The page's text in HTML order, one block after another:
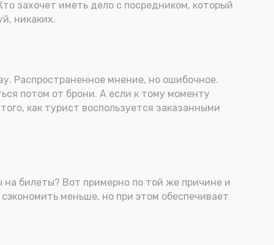
захочет иметь дело с посредником, который
никаких.
Распространенное мнение, но ошибочное.
потом от брони. А если к тому моменту
как турист воспользуется заказанными
билеты? Вот примерно по той же причине и
меньше, но при этом обеспечивает